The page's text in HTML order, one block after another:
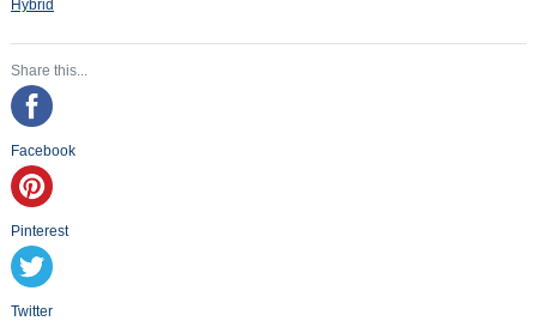
Hybrid
Share this...
Facebook
Pinterest
Twitter